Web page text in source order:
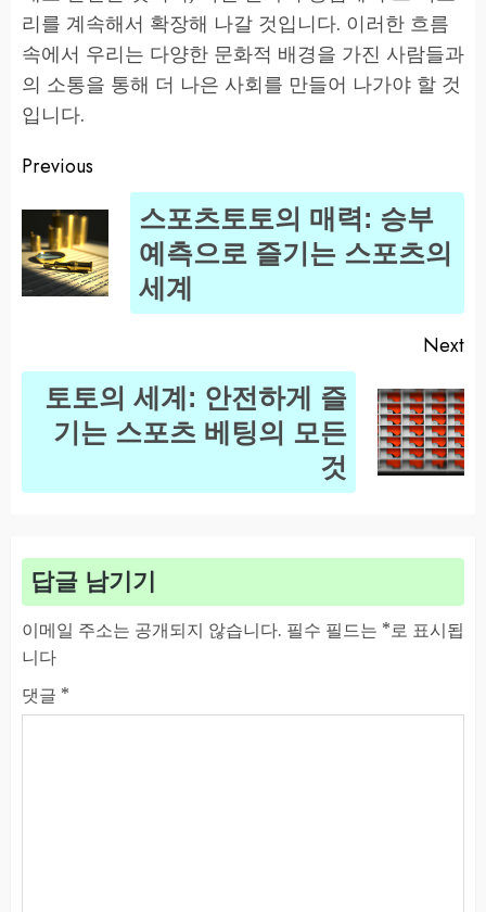
리를 계속해서 확장해 나갈 것입니다. 이러한 흐름
속에서 우리는 다양한 문화적 배경을 가진 사람들과
의 소통을 통해 더 나은 사회를 만들어 나가야 할 것
입니다.
Post
navigation
Previous
스포츠토토의 매력: 승부
예측으로 즐기는 스포츠의
세계
Next
Next
토토의 세계: 안전하게 즐
기는 스포츠 베팅의 모든
것
답글 남기기
이메일 주소는 공개되지 않습니다. 필수 필드는 *로 표시됩
니다
댓글 *